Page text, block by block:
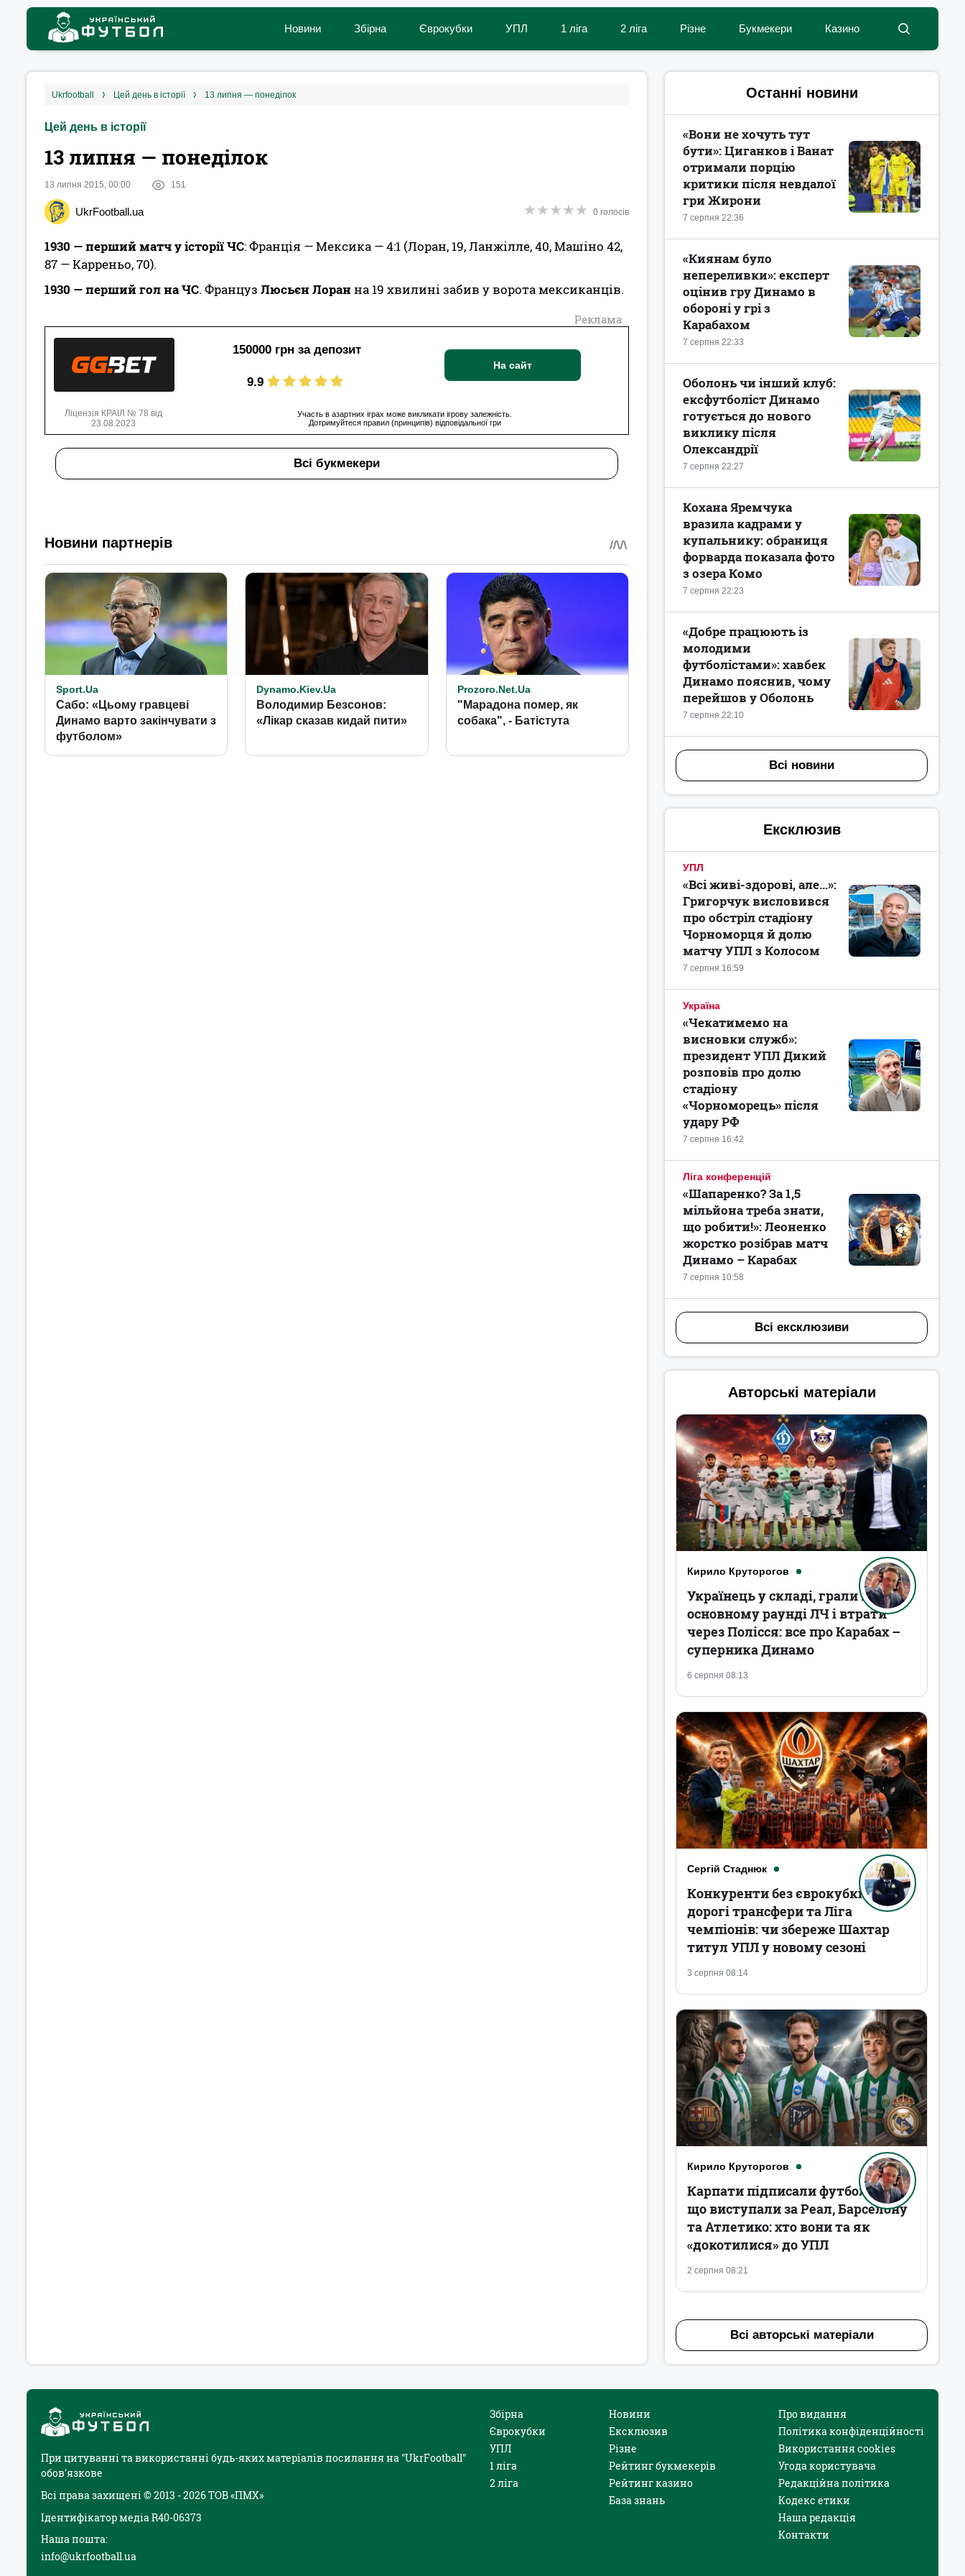
Новини Збірна Єврокубки УПЛ 1 ліга 2 ліга Різне Букмекери Казино
ukrfootball цей день в історії 13 липня — понеділок
Цей день в історії
13 липня — понеділок
13 липня 2015, 00:00 151
UkrFootball.ua ★★★★★
★★★★★ 0 голосів
1930 — перший матч у історії ЧС: Франція — Мексика — 4:1 (Лоран, 19, Ланжілле, 40, Машіно 42,
87 — Карреньо, 70).
1930 — перший гол на ЧС. Француз Люсьєн Лоранна 19 хвилині забив у ворота мексиканців.
Реклама
150000 грн за депозит
9.9
На сайт
Ліцензія КРАІЛ № 78 від
23.08.2023
Участь в азартних іграх може викликати ігрову залежність.
Дотримуйтеся правил (принципів) відповідальної гри
Всі букмекери
Останні новини
7 серпня 22:36
«Вони не хочуть тут
бути»: Циганков і Ванат
отримали порцію
критики після невдалої
гри Жирони
7 серпня 22:33
«Киянам було
непереливки»: експерт
оцінив гру Динамо в
обороні у грі з
Карабахом
7 серпня 22:27
Оболонь чи інший клуб:
ексфутболіст Динамо
готується до нового
виклику після
Олександрії
7 серпня 22:23
Кохана Яремчука
вразила кадрами у
купальнику: обраниця
форварда показала фото
з озера Комо
7 серпня 22:10
«Добре працюють із
молодими
футболістами»: хавбек
Динамо пояснив, чому
перейшов у Оболонь
Всі новини
Ексклюзив
УПЛ
7 серпня 16:59
«Всі живі-здорові, але...»:
Григорчук висловився
про обстріл стадіону
Чорноморця й долю
матчу УПЛ з Колосом
Україна
7 серпня 16:42
«Чекатимемо на
висновки служб»:
президент УПЛ Дикий
розповів про долю
стадіону
«Чорноморець» після
удару РФ
Ліга конференцій
7 серпня 10:58
«Шапаренко? За 1,5
мільйона треба знати,
що робити!»: Леоненко
жорстко розібрав матч
Динамо – Карабах
Всі ексклюзиви
Авторські матеріали
Кирило Круторогов
6 серпня 08:13
Українець у складі, грали в
основному раунді ЛЧ і втрати
через Полісся: все про Карабах –
суперника Динамо
Сергій Стаднюк
3 серпня 08:14
Конкуренти без єврокубків,
дорогі трансфери та Ліга
чемпіонів: чи збереже Шахтар
титул УПЛ у новому сезоні
Кирило Круторогов
2 серпня 08:21
Карпати підписали футболістів,
що виступали за Реал, Барселону
та Атлетико: хто вони та як
«докотилися» до УПЛ
Всі авторські матеріали
При цитуванні та використанні будь-яких матеріалів посилання на "UkrFootball"
обов'язкове
Всі права захищені © 2013 - 2026 ТОВ «ПМХ»
Ідентифікатор медіа R40-06373
Наша пошта:
info@ukrfootball.ua
Збірна
Єврокубки
УПЛ
1 ліга
2 ліга
Новини
Ексклюзив
Різне
Рейтинг букмекерів
Рейтинг казино
База знань
Про видання
Політика конфіденційності
Використання cookies
Угода користувача
Редакційна політика
Кодекс етики
Наша редакція
Контакти